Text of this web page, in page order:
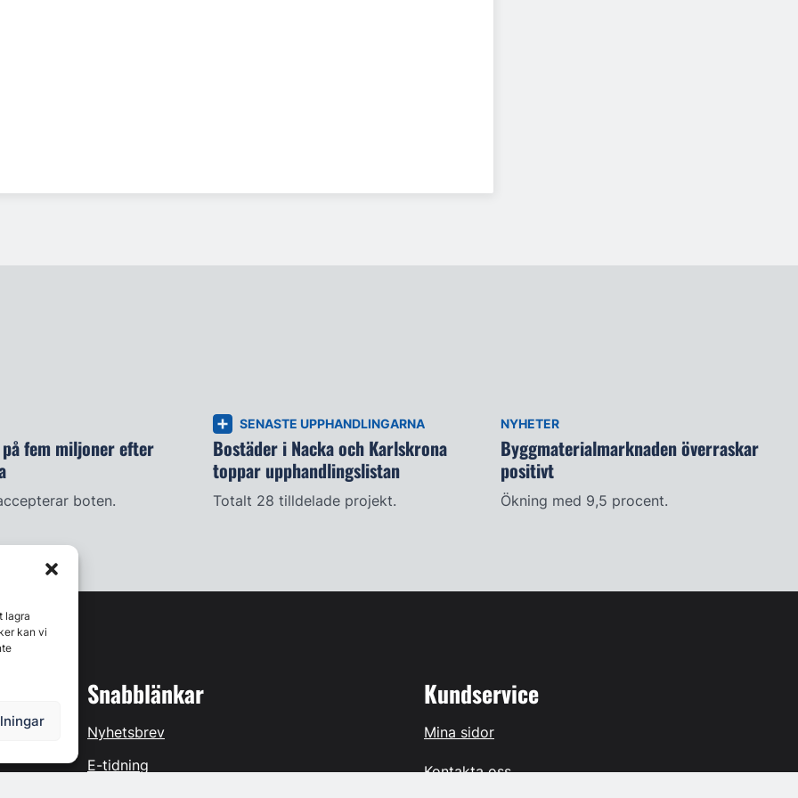
lagra
kan vi
på fem miljoner efter
boten.
SENASTE UPPHANDLINGARNA
Bostäder i Nacka och Karlskrona
toppar upphandlingslistan
Totalt 28 tilldelade projekt.
NYHETER
Byggmaterialmarknaden överraskar
positivt
Ökning med 9,5 procent.
Snabblänkar
Nyhetsbrev
E-tidning
Kundservice
Mina sidor
Kontakta oss